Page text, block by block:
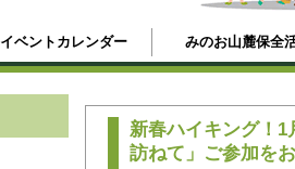
イベントカレンダー みのお山麓保全
新春ハイキング！1
訪ねて」ご参加を